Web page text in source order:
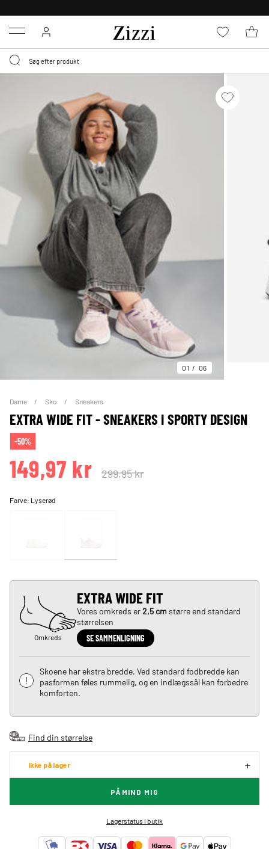
Menu
01 06
Dame Sko Sneakers
EXTRA WIDE FIT - SNEAKERS I SPORTY DESIGN
-50%
149,97 kr 299,95 kr
Farve: Lyserød
Omkreds
EXTRA WIDE FIT
Vores omkreds er2,5 cmstørre end standard
størrelsen
SE SAMMENLIGNING
Skoene har ekstra bredde. Ved standard fodbredde kan
pasformen føles rummelig, og en indlægssål kan forbedre
komforten.
Find din størrelse
Ikke på lager
PÅMIND MIG
Lagerstatus i butik